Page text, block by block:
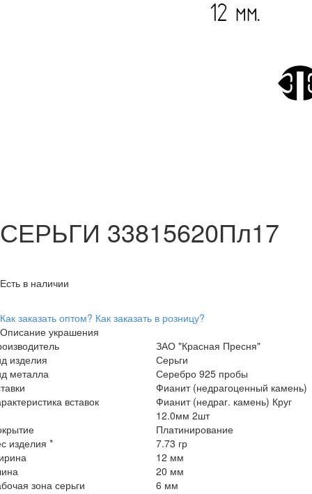
СЕРЬГИ 33815620Пл17
Есть в наличии
Как заказать оптом? Как заказать в розницу?
Описание украшения
ЗАО "Красная Пресня"
изделия
Серьги
металла
Серебро 925 пробы
Фианит (недрагоценный камень)
вставок
Фианит (недраг. камень) Круг
12.0мм 2шт
Платинирование
изделия *
7.73 гр
12 мм
20 мм
зона серьги
6 мм